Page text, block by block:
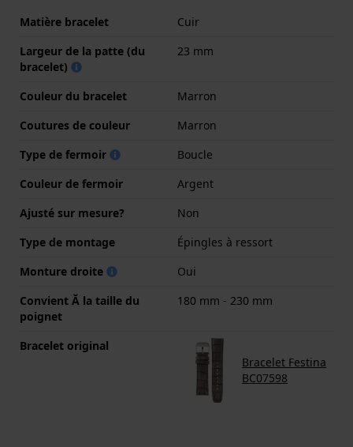
Matière bracelet
Cuir
Largeur de la patte (du
bracelet)
23 mm
Couleur du bracelet
Marron
Coutures de couleur
Marron
Type de fermoir
Boucle
Couleur de fermoir
Argent
Ajusté sur mesure?
Non
Type de montage
Épingles à ressort
Monture droite
Oui
Convient Ă la taille du
poignet
180 mm - 230 mm
Bracelet original
Bracelet Festina
BC07598